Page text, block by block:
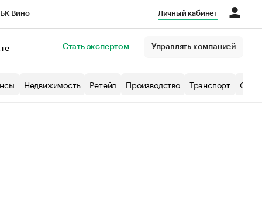
Вино Личный кабинет
Стать экспертом Управлять компанией
Недвижимость Ретейл Производство Транспорт